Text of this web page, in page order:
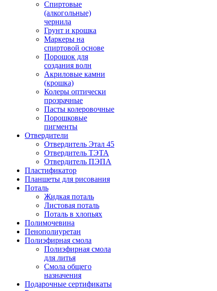
Спиртовые
(алкогольные)
чернила
Грунт и крошка
Маркеры на
спиртовой основе
Порошок для
создания волн
Акриловые камни
(крошка)
Колеры оптически
прозрачные
Пасты колеровочные
Порошковые
пигменты
Отвердители
Отвердитель Этал 45
Отвердитель ТЭТА
Отвердитель ПЭПА
Пластификатор
Планшеты для рисования
Поталь
Жидкая поталь
Листовая поталь
Поталь в хлопьях
Полимочевина
Пенополиуретан
Полиэфирная смола
Полиэфирная смола
для литья
Смола общего
назначения
Подарочные сертификаты